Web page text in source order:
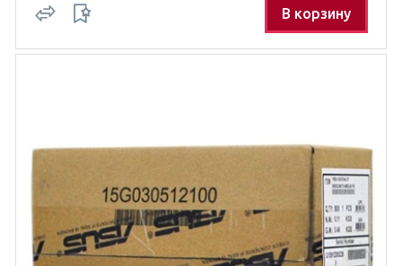
В корзину